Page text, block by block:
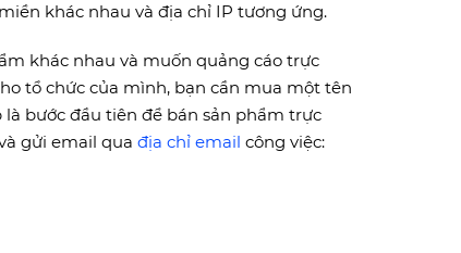
khác nhau và địa chỉ IP tương ứng.
khác nhau và muốn quảng cáo trực
tổ chức của mình, bạn cần mua một tên
bước đầu tiên để bán sản phẩm trực
gửi email qua địa chỉ email công việc: